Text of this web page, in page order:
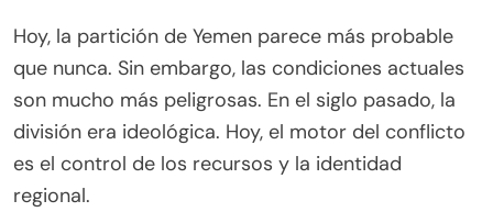
Hoy, la partición de Yemen parece más probable
que nunca. Sin embargo, las condiciones actuales
son mucho más peligrosas. En el siglo pasado, la
división era ideológica. Hoy, el motor del conflicto
es el control de los recursos y la identidad
regional.